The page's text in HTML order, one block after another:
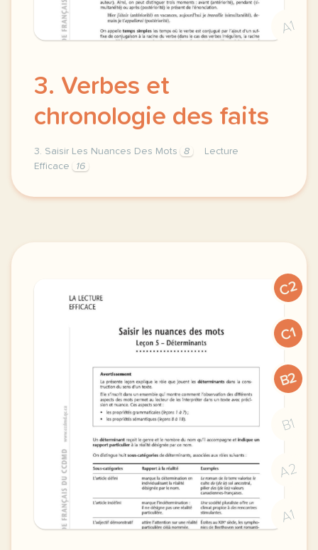
A1
3. Verbes et
chronologie des faits
3. Saisir Les Nuances Des Mots 8
Lecture
Efficace
16
saisir les nuances des mots la lecture lecon 3
C2
C1
B2
B1
A2
A1